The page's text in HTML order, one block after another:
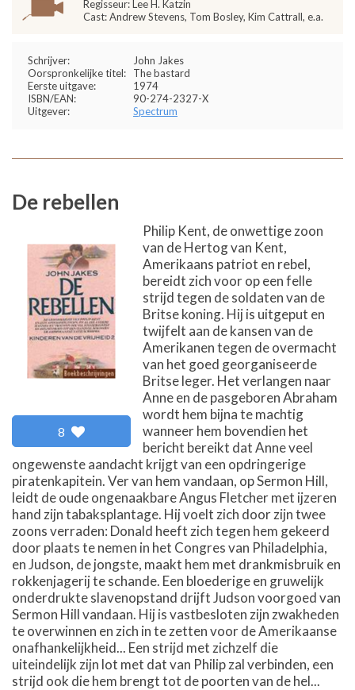
Regisseur: Lee H. Katzin
Cast: Andrew Stevens, Tom Bosley, Kim Cattrall, e.a.
Schrijver:
John Jakes
Oorspronkelijke titel:
The bastard
Eerste uitgave:
1974
ISBN/EAN:
90-274-2327-X
Uitgever:
Spectrum
De rebellen
8
Philip Kent, de onwettige zoon
van de Hertog van Kent,
Amerikaans patriot en rebel,
bereidt zich voor op een felle
strijd tegen de soldaten van de
Britse koning. Hij is uitgeput en
twijfelt aan de kansen van de
Amerikanen tegen de overmacht
van het goed georganiseerde
Britse leger. Het verlangen naar
Anne en de pasgeboren Abraham
wordt hem bijna te machtig
wanneer hem bovendien het
bericht bereikt dat Anne veel
ongewenste aandacht krijgt van een opdringerige
piratenkapitein. Ver van hem vandaan, op Sermon Hill,
leidt de oude ongenaakbare Angus Fletcher met ijzeren
hand zijn tabaksplantage. Hij voelt zich door zijn twee
zoons verraden: Donald heeft zich tegen hem gekeerd
door plaats te nemen in het Congres van Philadelphia,
en Judson, de jongste, maakt hem met drankmisbruik en
rokkenjagerij te schande. Een bloederige en gruwelijk
onderdrukte slavenopstand drijft Judson voorgoed van
Sermon Hill vandaan. Hij is vastbesloten zijn zwakheden
te overwinnen en zich in te zetten voor de Amerikaanse
onafhankelijkheid... Een strijd met zichzelf die
uiteindelijk zijn lot met dat van Philip zal verbinden, een
strijd ook die hem brengt tot de poorten van de hel...